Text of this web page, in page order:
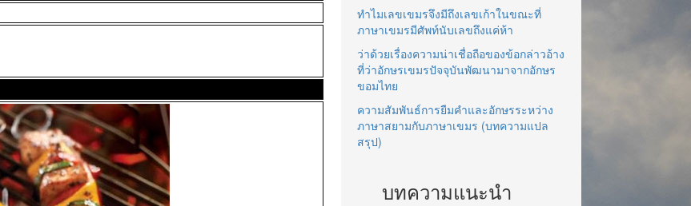
ทำไมเลขเขมรจึงมีถึงเลขเก้าในขณะที่
ภาษาเขมรมีศัพท์นับเลขถึงแค่ห้า
ว่าด้วยเรื่องความน่าเชื่อถือของข้อกล่าวอ้าง
ที่ว่าอักษรเขมรปัจจุบันพัฒนามาจากอักษร
ขอมไทย
ความสัมพันธ์การยืมคำและอักษรระหว่าง
ภาษาสยามกับภาษาเขมร (บทความแปล
สรุป)
บทความแนะนำ